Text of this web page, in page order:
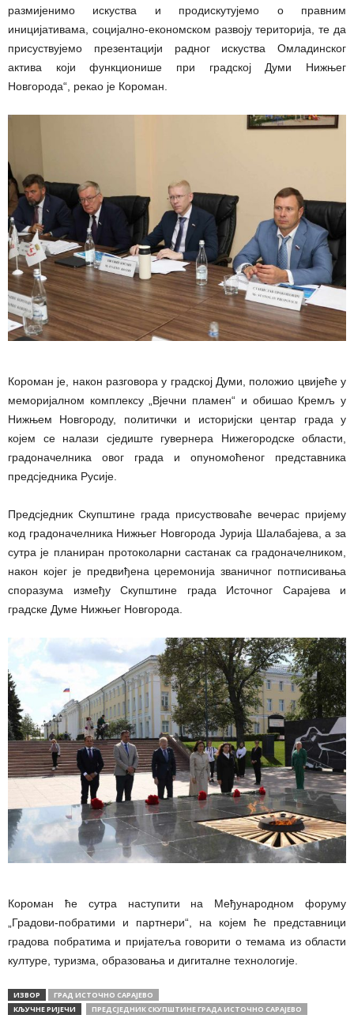
размијенимо искуства и продискутујемо о правним
иницијативама, социјално-економском развоју територија, те да
присуствујемо презентацији радног искуства Омладинског
актива који функционише при градској Думи Нижњег
Новгорода“, рекао је Короман.
Короман је, након разговора у градској Думи, положио цвијеће у
меморијалном комплексу „Вјечни пламен“ и обишао Кремљ у
Нижњем Новгороду, политички и историјски центар града у
којем се налази сједиште гувернера Нижегородске области,
градоначелника овог града и опуномоћеног представника
предсједника Русије.
Предсједник Скупштине града присуствоваће вечерас пријему
код градоначелника Нижњег Новгорода Јурија Шалабајева, а за
сутра је планиран протоколарни састанак са градоначелником,
након којег је предвиђена церемонија званичног потписивања
споразума између Скупштине града Источног Сарајева и
градске Думе Нижњег Новгорода.
Короман ће сутра наступити на Међународном форуму
„Градови-побратими и партнери“, на којем ће представници
градова побратима и пријатеља говорити о темама из области
културе, туризма, образовања и дигиталне технологије.
ИЗВОР
ГРАД ИСТОЧНО САРАЈЕВО
КЉУЧНЕ РИЈЕЧИ
ПРЕДСЈЕДНИК СКУПШТИНЕ ГРАДА ИСТОЧНО САРАЈЕВО